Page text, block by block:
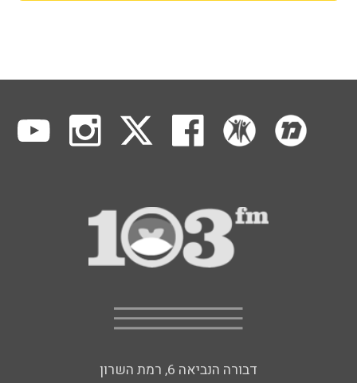
דבורה הנביאה 6, רמת השרון